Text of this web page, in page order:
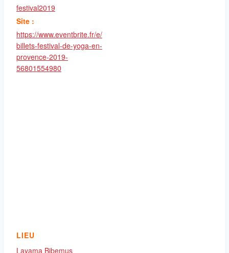
festival2019
Site :
https://www.eventbrite.fr/e/
billets-festival-de-yoga-en-
provence-2019-
56801554980
LIEU
Layama Bibemus